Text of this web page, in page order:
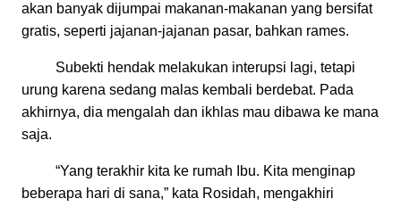
akan banyak dijumpai makanan-makanan yang bersifat
gratis, seperti jajanan-jajanan pasar, bahkan rames.
Subekti hendak melakukan interupsi lagi, tetapi
urung karena sedang malas kembali berdebat. Pada
akhirnya, dia mengalah dan ikhlas mau dibawa ke mana
saja.
“Yang terakhir kita ke rumah Ibu. Kita menginap
beberapa hari di sana,” kata Rosidah, mengakhiri